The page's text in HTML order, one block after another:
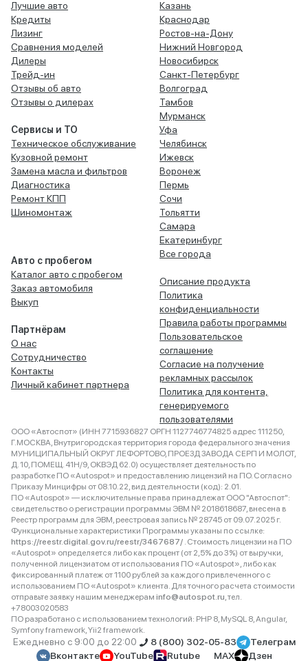
Лучшие авто
Кредиты
Лизинг
Сравнения моделей
Дилеры
Трейд-ин
Отзывы об авто
Отзывы о дилерах
Сервисы и ТО
Техническое обслуживание
Кузовной ремонт
Замена масла и фильтров
Диагностика
Ремонт КПП
Шиномонтаж
Авто с пробегом
Каталог авто с пробегом
Заказ автомобиля
Выкуп
Партнёрам
О нас
Сотрудничество
Контакты
Личный кабинет партнера
Казань
Краснодар
Ростов-на-Дону
Нижний Новгород
Новосибирск
Санкт-Петербург
Волгоград
Тамбов
Мурманск
Уфа
Челябинск
Ижевск
Воронеж
Пермь
Сочи
Тольятти
Самара
Екатеринбург
Все города
Описание продукта
Политика
конфиденциальности
Правила работы программы
Пользовательское
соглашение
Согласие на получение
рекламных рассылок
Политика для контента,
генерируемого
пользователями
ООО «Автоспот» (ИНН 7715936827 ОРГН 1127746774825 адрес 111250,
Г.МОСКВА, Внутригородская территория города федерального значения
МУНИЦИПАЛЬНЫЙ ОКРУГ ЛЕФОРТОВО, ПРОЕЗД ЗАВОДА СЕРП И МОЛОТ,
Д. 10, ПОМЕЩ. 41Н/9, ОКВЭД 62.0) осуществляет деятельность по
разработке ПО «Autospot» и предоставлению лицензий на ПО. Согласно
Приказу Минцифры от 08.10.22, вид деятельности (код): 2.01.
ПО «Autospot» — исключительные права принадлежат ООО "Автоспот":
свидетельство о регистрации программы ЭВМ № 2018618687, внесена в
Реестр программ для ЭВМ, реестровая запись № 28745 от 09.07.2025 г.
Функциональные характеристики Программы указаны по ссылке:
https://reestr.digital.gov.ru/reestr/3467687/ . Стоимость лицензии на ПО
«Autospot» определяется либо как процент (от 2,5% до 3%) от выручки,
полученной лицензиатом от использования ПО «Autospot», либо как
фиксированный платеж от 1100 рублей за каждого привлеченного с
использованием ПО «Autospot» клиента. Для точного расчета стоимости
отправьте заявку нашим менеджерам info@autospot.ru, тел.
+78003020583
ПО разработано с использованием технологий: PHP 8, MySQL 8, Angular,
Symfony framework, Yii2 framework.
Ежедневно с 9:00 до 22:00 8 (800) 302-05-83
Телеграм
Вконтакте
YouTube Rutube MAX Дзен